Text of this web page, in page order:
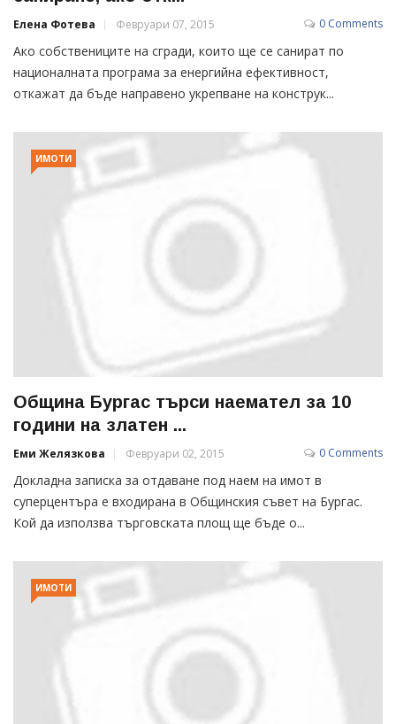
Елена Фотева Февруари 07, 2015 0 Comments
Ако собствениците на сгради, които ще се санират по
националната програма за енергийна ефективност,
откажат да бъде направено укрепване на конструк...
ИМОТИ
Община Бургас търси наемател за 10
години на златен ...
Еми Желязкова Февруари 02, 2015 0 Comments
Докладна записка за отдаване под наем на имот в
суперцентъра е входирана в Общинския съвет на Бургас.
Кой да използва търговската площ ще бъде о...
ИМОТИ